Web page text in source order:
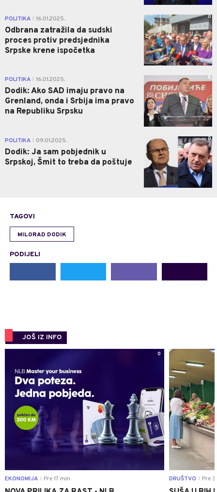
POLITIKA 16.01.2025.
Odbrana zatražila da sudski
proces protiv predsjednika
Srpske krene ispočetka
0
POLITIKA 16.01.2025.
Dodik: Ako SAD imaju pravo na
Grenland, onda i Srbija ima pravo
na Republiku Srpsku
8
POLITIKA 09.01.2025.
Dodik: Ja sam pobjednik u
Srpskoj, Šmit to treba da poštuje
0
TAGOVI
MILORAD DODIK
PODIJELI
JOŠ IZ INFO
0
EKONOMIJA Pre 17 min DRUŠTVO Pre